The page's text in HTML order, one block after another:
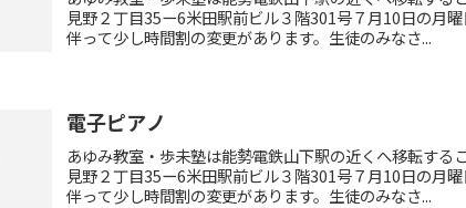
見野２丁目35ー6米田駅前ビル３階301号７月10日の月
伴って少し時間割の変更があります。生徒のみなさ...
電子ピアノ
あゆみ教室・歩未塾は能勢電鉄山下駅の近くへ移転す
見野２丁目35ー6米田駅前ビル３階301号７月10日の月
伴って少し時間割の変更があります。生徒のみなさ...